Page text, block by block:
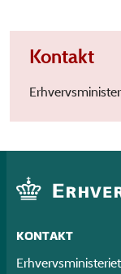
Kontakt
KONTAKT
Erhvervsministeriet